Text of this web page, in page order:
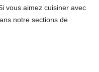
vous aimez cuisiner avec
notre sections de